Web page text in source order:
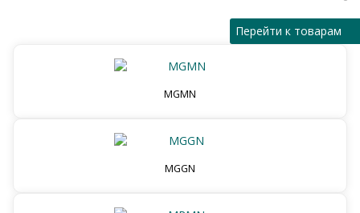
Перейти к товарам
MGMN
MGGN